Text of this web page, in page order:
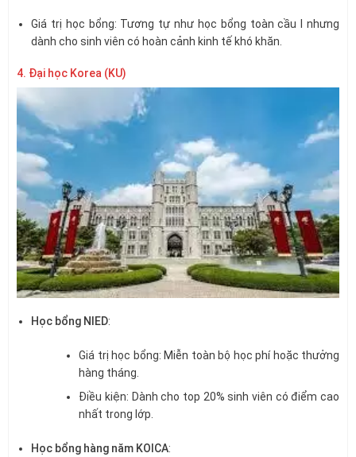
Giá trị học bổng: Tương tự như học bổng toàn cầu I nhưng
dành cho sinh viên có hoàn cảnh kinh tế khó khăn.
4. Đại học Korea (KU)
Học bổng NIED:
Giá trị học bổng: Miễn toàn bộ học phí hoặc thưởng
hàng tháng.
Điều kiện: Dành cho top 20% sinh viên có điểm cao
nhất trong lớp.
Học bổng hàng năm KOICA: